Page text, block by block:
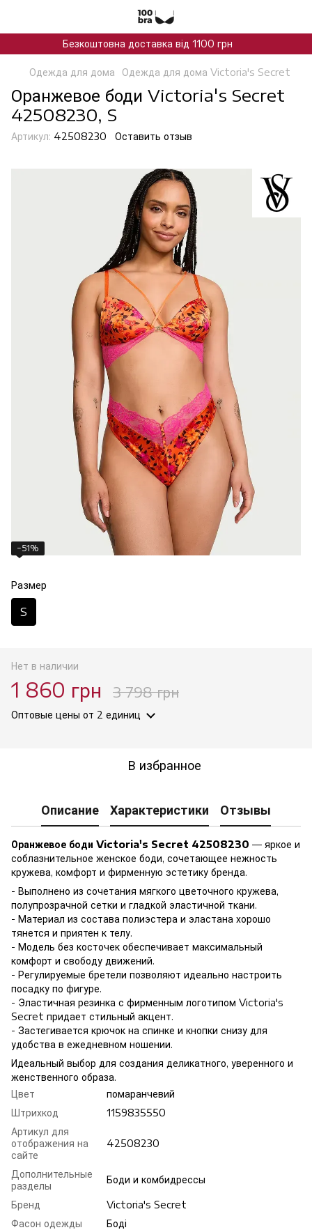
Безкоштовна доставка від 1100 грн
Одежда для дома Одежда для дома Victoria's Secret
Оранжевое боди Victoria's Secret
42508230, S
Артикул: 42508230 Оставить отзыв
−51%
Размер
S
Нет в наличии
1 860 грн 3 798 грн
Оптовые цены от 2 единиц
В избранное
Описание Характеристики Отзывы
Оранжевое боди Victoria's Secret 42508230 — яркое и
соблазнительное женское боди, сочетающее нежность
кружева, комфорт и фирменную эстетику бренда.
- Выполнено из сочетания мягкого цветочного кружева,
полупрозрачной сетки и гладкой эластичной ткани.
- Материал из состава полиэстера и эластана хорошо
тянется и приятен к телу.
- Модель без косточек обеспечивает максимальный
комфорт и свободу движений.
- Регулируемые бретели позволяют идеально настроить
посадку по фигуре.
- Эластичная резинка с фирменным логотипом Victoria's
Secret придает стильный акцент.
- Застегивается крючок на спинке и кнопки снизу для
удобства в ежедневном ношении.
Идеальный выбор для создания деликатного, уверенного и
женственного образа.
Цвет
помаранчевий
Штрихкод
1159835550
Артикул для
отображения на
сайте
42508230
Дополнительные
разделы
Боди и комбидрессы
Бренд
Victoria's Secret
Фасон одежды
Боді